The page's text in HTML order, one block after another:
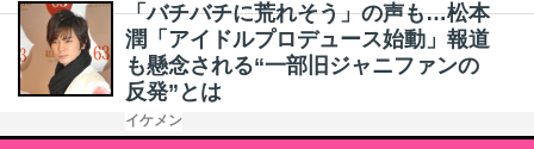
「バチバチに荒れそう」の声も…松本
潤「アイドルプロデュース始動」報道
も懸念される“一部旧ジャニファンの
反発”とは
イケメン